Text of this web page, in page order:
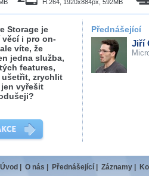
H.264, 1920x884px, 592MB
Storage je
i pro on-
víte, že
jedna služba,
features,
ušetřit, zrychlit
vyřešit
Přednášející
Jiří
Úvod O nás Přednášející Záznamy